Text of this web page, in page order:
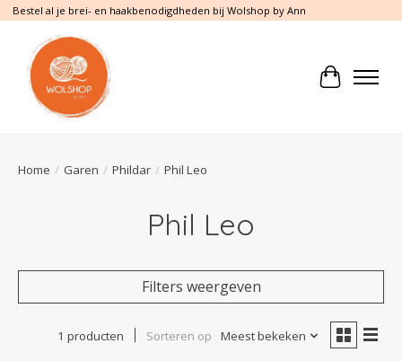
Bestel al je brei- en haakbenodigdheden bij Wolshop by Ann
Home / Garen / Phildar / Phil Leo
Phil Leo
Filters weergeven
1 producten Sorteren op Meest bekeken